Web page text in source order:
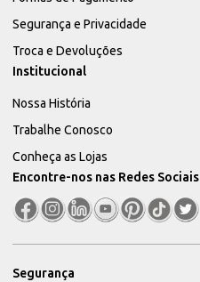
Segurança e Privacidade
Troca e Devoluções
Institucional
Nossa História
Trabalhe Conosco
Conheça as Lojas
Encontre-nos nas Redes Sociais
Segurança